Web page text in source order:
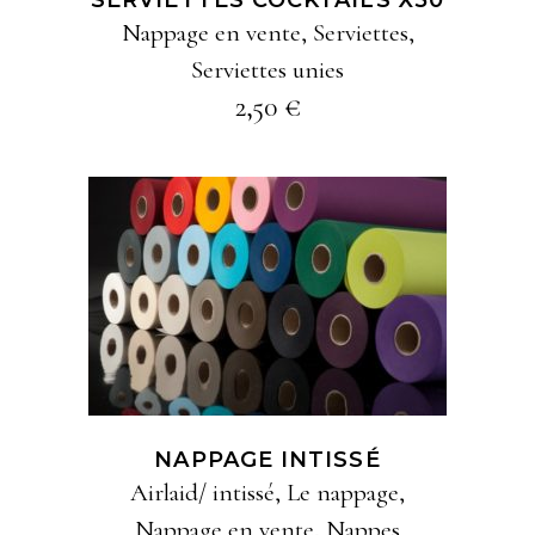
du
Nappage en vente, Serviettes,
Serviettes unies
2,50 €
AJOUTER À MA
SÉLECTION
produit
plusieurs
NAPPAGE INTISSÉ
Airlaid/ intissé, Le nappage,